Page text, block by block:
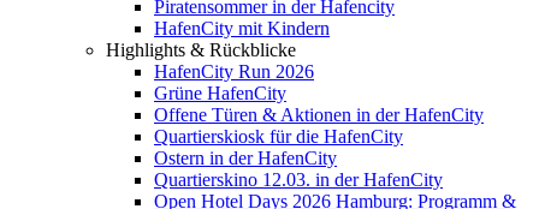
Piratensommer in der Hafencity
HafenCity mit Kindern
Highlights & Rückblicke
HafenCity Run 2026
Grüne HafenCity
Offene Türen & Aktionen in der HafenCity
Quartierskiosk für die HafenCity
Ostern in der HafenCity
Quartierskino 12.03. in der HafenCity
Open Hotel Days 2026 Hamburg: Programm &